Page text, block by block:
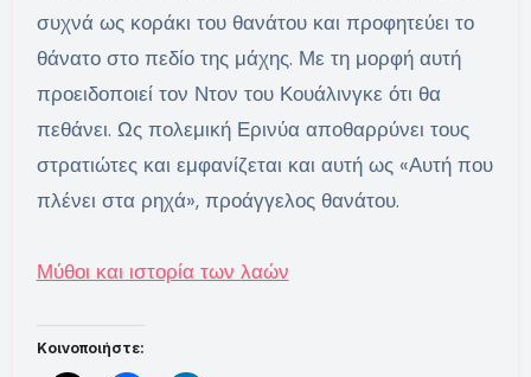
συχνά ως κοράκι του θανάτου και προφητεύει το
θάνατο στο πεδίο της μάχης. Με τη μορφή αυτή
προειδοποιεί τον Ντον του Κουάλινγκε ότι θα
πεθάνει. Ως πολεμική Ερινύα αποθαρρύνει τους
στρατιώτες και εμφανίζεται και αυτή ως «Αυτή που
πλένει στα ρηχά», προάγγελος θανάτου.
Μύθοι και ιστορία των λαών
Κοινοποιήστε: